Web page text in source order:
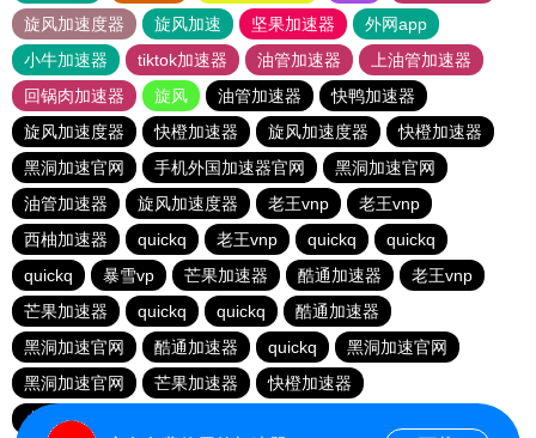
旋风加速度器
旋风加速 坚果加速器
外网app
小牛加速器
tiktok加速器 油管加速器
上油管加速器
回锅肉加速器
旋风 油管加速器
快鸭加速器
旋风加速度器
快橙加速器 旋风加速度器
快橙加速器
黑洞加速官网
手机外国加速器官网
黑洞加速官网
油管加速器
旋风加速度器 老王vnp
老王vnp
西柚加速器
quickq 老王vnp quickq
quickq
quickq
暴雪vp 芒果加速器 酷通加速器
老王vnp
芒果加速器
quickq quickq
酷通加速器
黑洞加速官网
酷通加速器 quickq
黑洞加速官网
黑洞加速官网
芒果加速器
快橙加速器
小猫咪ciash加速器